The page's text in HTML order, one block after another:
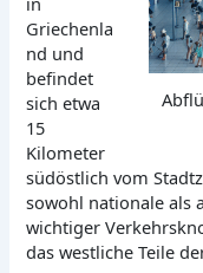
Griechenla
nd und
befindet
sich etwa
15
Kilometer
südöstlich vom
sowohl nationale als
wichtiger
das westliche Teile